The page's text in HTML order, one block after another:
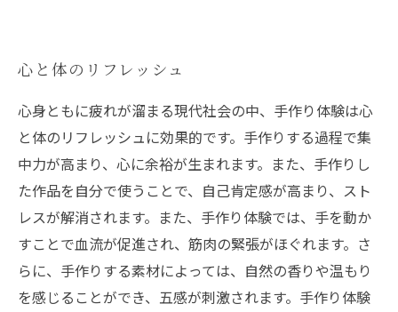
心と体のリフレッシュ
心身ともに疲れが溜まる現代社会の中、手作り体験は心
と体のリフレッシュに効果的です。手作りする過程で集
中力が高まり、心に余裕が生まれます。また、手作りし
た作品を自分で使うことで、自己肯定感が高まり、スト
レスが解消されます。また、手作り体験では、手を動か
すことで血流が促進され、筋肉の緊張がほぐれます。さ
らに、手作りする素材によっては、自然の香りや温もり
を感じることができ、五感が刺激されます。手作り体験